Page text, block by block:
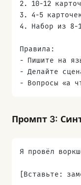
2. 10-12
3. 4-5
4. Набор из 8-
Правила:
- Пишите на
- Делайте
- Вопросы «а
Промпт 3:
Я провёл
[Вставьте: